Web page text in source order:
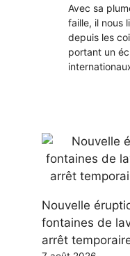
Avec sa
faille, il nous
depuis les
portant un
Nouvelle
fontaines de
arrêt